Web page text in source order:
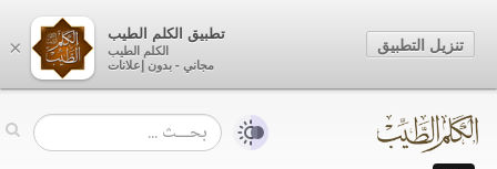
×
تطبيق الكلم الطيب
الكلم الطيب
مجاني - بدون إعلانات
تنزيل التطبيق